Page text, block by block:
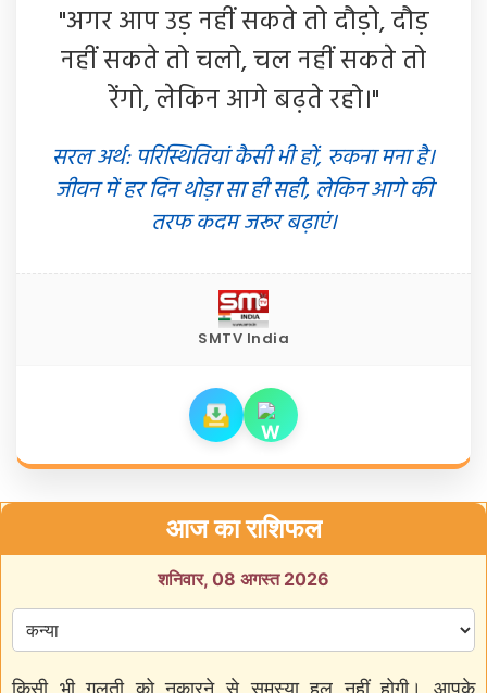
"अगर आप उड़ नहीं सकते तो दौड़ो, दौड़
नहीं सकते तो चलो, चल नहीं सकते तो
रेंगो, लेकिन आगे बढ़ते रहो।"
सरल अर्थ: परिस्थितियां कैसी भी हों, रुकना मना है।
जीवन में हर दिन थोड़ा सा ही सही, लेकिन आगे की
तरफ कदम जरूर बढ़ाएं।
SMTV India
आज का राशिफल
शनिवार, 08 अगस्त 2026
किसी भी गलती को नकारने से समस्या हल नहीं होगी। आपके